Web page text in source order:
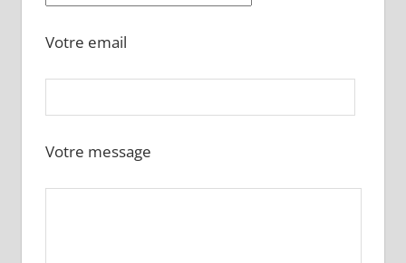
Votre email
Votre message